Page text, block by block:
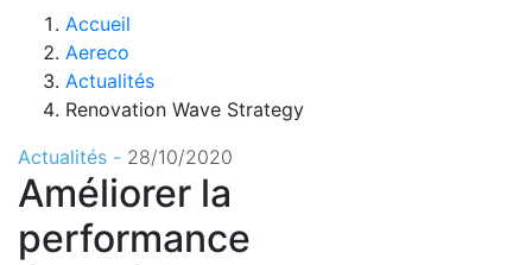
Accueil
Aereco
Actualités
Renovation Wave Strategy
Actualités - 28/10/2020
Améliorer la
performance